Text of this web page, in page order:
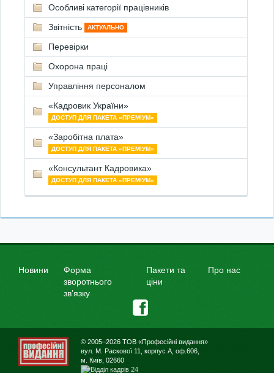
Особливі категорії працівників
Звітність
АКТУАЛЬНО
Перевірки
Охорона праці
Управління персоналом
«Кадровик України»
ДОСТУП ДЛЯ ПАКЕТА «ПРЕМІУМ»
«Заробітна плата»
ДОСТУП ДЛЯ ПАКЕТА «ПРЕМІУМ»
«Консультант Кадровика»
ДОСТУП ДЛЯ ПАКЕТА «ПРЕМІУМ»
Новини
Форма
зворотнього
зв’язку
Пакети та
ціни
Про нас
© 2005–2026 ТОВ «Професійні видання»
вул. М. Раскової 11, корпус А, оф.606,
м. Київ, 02660